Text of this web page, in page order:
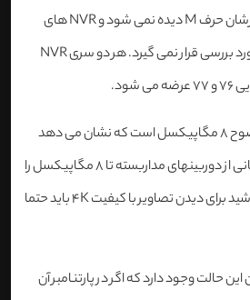
است که در انتهای پارتنامبرشان حرف M دیده نمی شود و NVR های
سری Q/M در این مقاله مورد بررسی قرار نمی گیرد. هر دو سری NVR
خروجی 4K دقیقا همان وضوح 8 مگاپیکسل است که نشان می دهد
این دستگاه ها توان پشتیبانی از دوربینهای مداربسته تا 8 مگاپیکسل را
دارند، فقط در نظر داشته باشید برای دیدن تصاویر با کیفیت 4K باید حتما
حالت وجود دارد که اگر در پارتنامبر آن